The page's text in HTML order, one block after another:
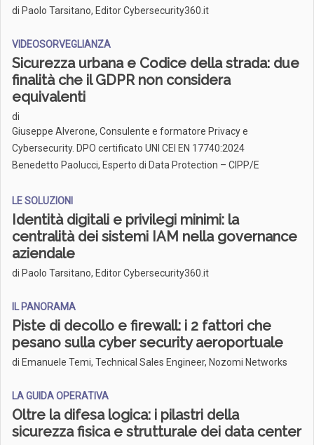
di Paolo Tarsitano, Editor Cybersecurity360.it
VIDEOSORVEGLIANZA
Sicurezza urbana e Codice della strada: due
finalità che il GDPR non considera
equivalenti
di
Giuseppe Alverone, Consulente e formatore Privacy e
Cybersecurity. DPO certificato UNI CEI EN 17740:2024
Benedetto Paolucci, Esperto di Data Protection – CIPP/E
LE SOLUZIONI
Identità digitali e privilegi minimi: la
centralità dei sistemi IAM nella governance
aziendale
di Paolo Tarsitano, Editor Cybersecurity360.it
IL PANORAMA
Piste di decollo e firewall: i 2 fattori che
pesano sulla cyber security aeroportuale
di Emanuele Temi, Technical Sales Engineer, Nozomi Networks
LA GUIDA OPERATIVA
Oltre la difesa logica: i pilastri della
sicurezza fisica e strutturale dei data center